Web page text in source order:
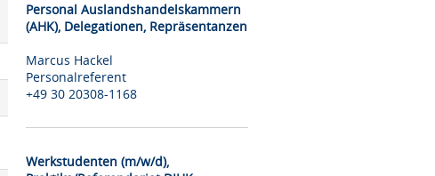
Personal Auslandshandelskammern
(AHK), Delegationen, Repräsentanzen
Marcus Hackel
Personalreferent
+49 30 20308-1168
Werkstudenten (m/w/d),